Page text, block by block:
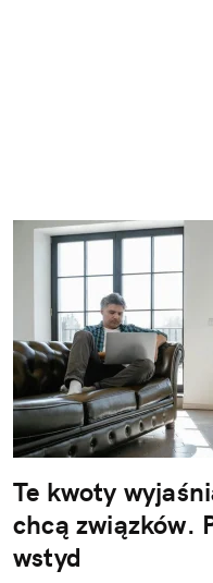
Te kwoty
chcą związków.
wstyd